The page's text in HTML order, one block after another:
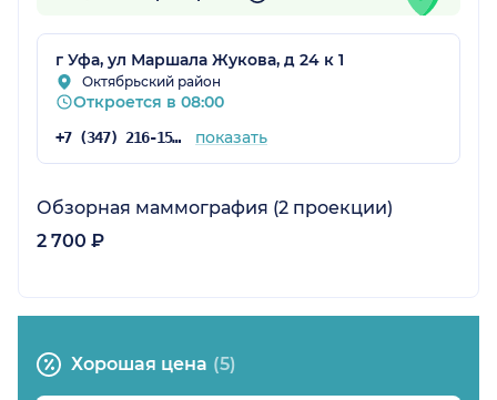
г Уфа, ул Маршала Жукова, д 24 к 1
Октябрьский район
Откроется в 08:00
+7 (347) 216-15-15 показать
Обзорная маммография (2 проекции)
2 700 ₽
Хорошая цена (5)